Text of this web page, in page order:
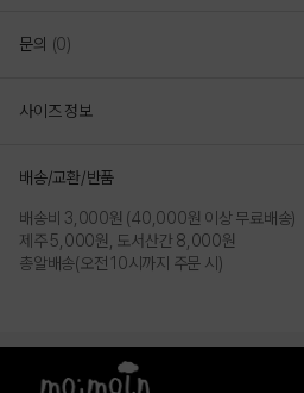
문의 (0)
사이즈 정보
배송/교환/반품
배송비 3,000원 (40,000원 이상 무료배송)
제주 5,000원, 도서산간 8,000원
총알배송(오전 10시까지 주문 시)